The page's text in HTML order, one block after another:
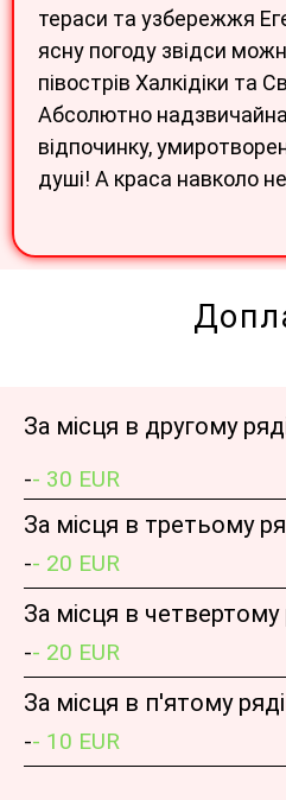
тераси та узбережжя
ясну погоду звідси
півострів Халкідіки та
Абсолютно
відпочинку,
душі! А краса навколо
За місця в другому
-- 30 EUR
За місця в третьому
-- 20 EUR
За місця в четвертому
-- 20 EUR
За місця в п'ятому
-- 10 EUR